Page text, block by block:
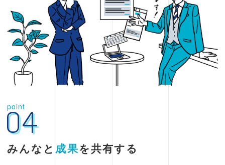
point
04
みんなと 成果を共有する